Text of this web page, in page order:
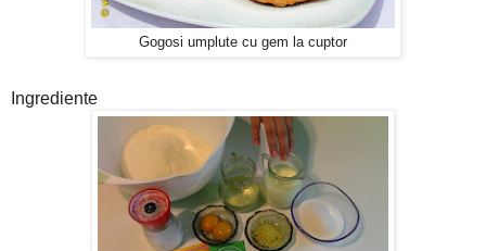
Gogosi umplute cu gem la cuptor
Ingrediente